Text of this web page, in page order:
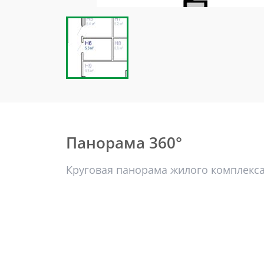
Панорама 360°
Круговая панорама жилого